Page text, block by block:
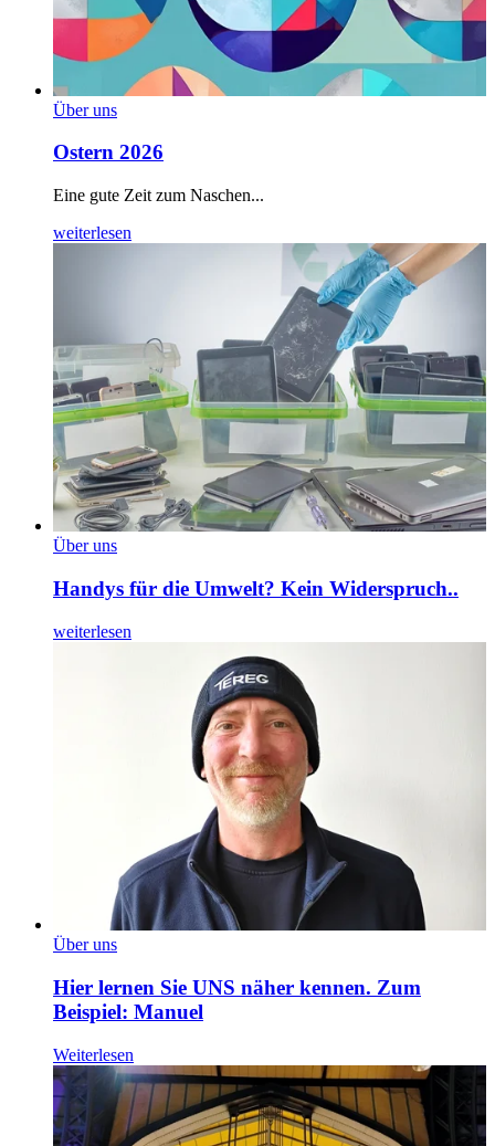
Über uns
Ostern 2026
Eine gute Zeit zum Naschen...
weiterlesen
Über uns
Handys für die Umwelt? Kein Widerspruch..
weiterlesen
Über uns
Hier lernen Sie UNS näher kennen. Zum
Beispiel: Manuel
Weiterlesen